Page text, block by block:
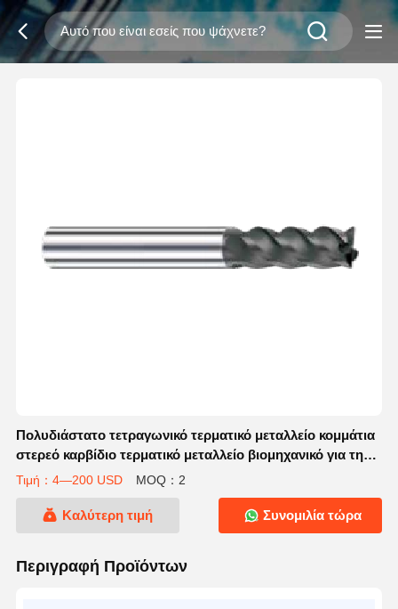
Πολυδιάστατο τετραγωνικό τερματικό μεταλλείο κομμάτια
στερεό καρβίδιο τερματικό μεταλλείο βιομηχανικό για την
αύξηση της παραγωγικότητας
Τιμή：4—200 USD MOQ：2
Καλύτερη τιμή Συνομιλία τώρα
Περιγραφή Προϊόντων